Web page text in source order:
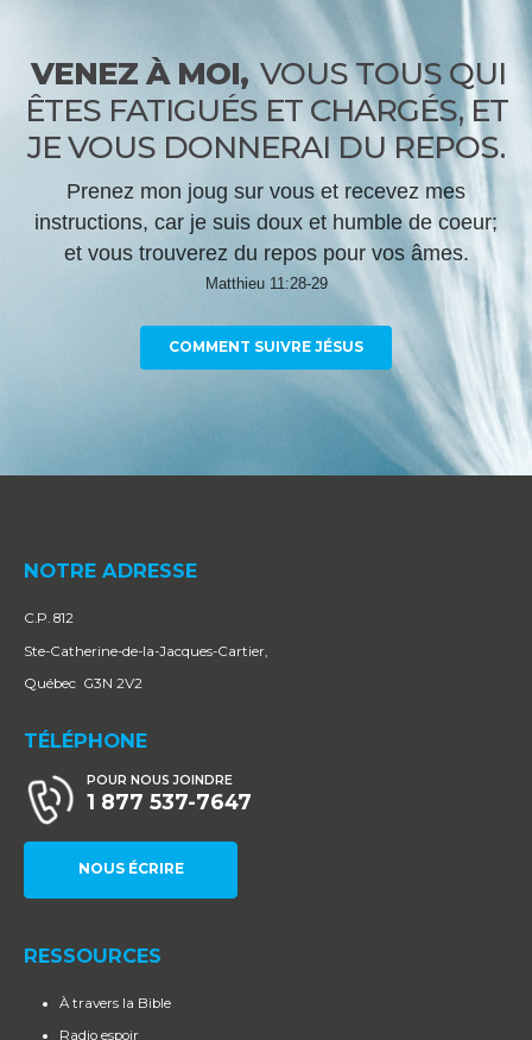
VENEZ À MOI, VOUS TOUS QUI
ÊTES FATIGUÉS ET CHARGÉS, ET
JE VOUS DONNERAI DU REPOS.
Prenez mon joug sur vous et recevez mes
instructions, car je suis doux et humble de coeur;
et vous trouverez du repos pour vos âmes.
Matthieu 11:28-29
COMMENT SUIVRE JÉSUS
NOTRE ADRESSE
C.P. 812
Ste-Catherine-de-la-Jacques-Cartier,
Québec G3N 2V2
TÉLÉPHONE
POUR NOUS JOINDRE
1 877 537-7647
NOUS ÉCRIRE
RESSOURCES
À travers la Bible
Radio espoir